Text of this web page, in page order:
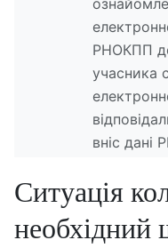
РНОКПП
учасника
вніс дані
Ситуація
необхідний